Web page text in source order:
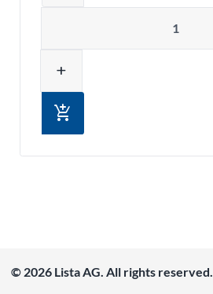
add
add_shopping_cart
© 2026 Lista AG. All rights reserved.